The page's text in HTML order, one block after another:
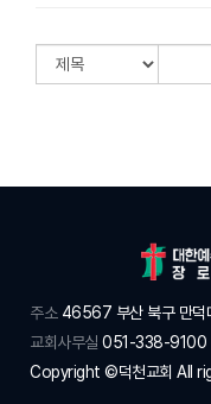
주소 46567 부산 북구 만덕
교회사무실 051-338-9100
Copyright ©덕천교회 All